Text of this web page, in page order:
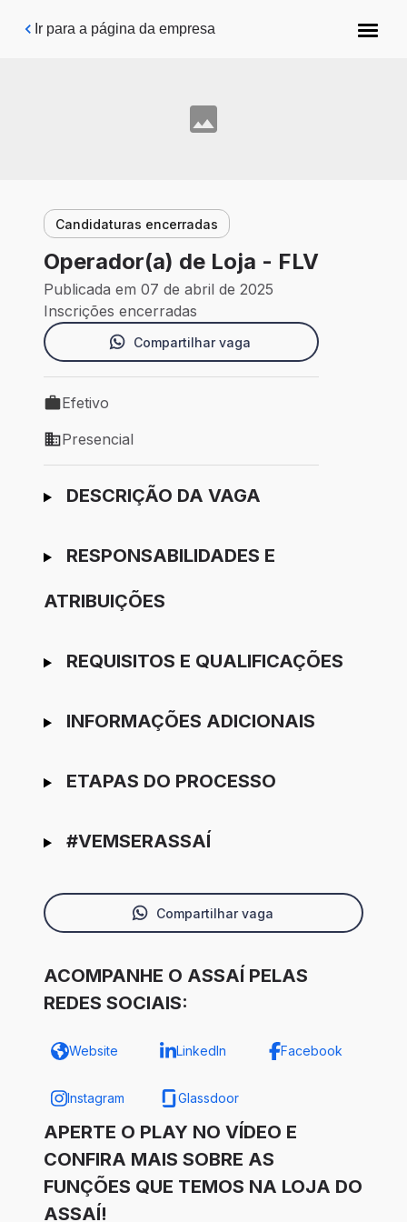
Pular para o conteúdo principal
Ir para a página da empresa
Candidaturas encerradas
Operador(a) de Loja - FLV
Publicada em 07 de abril de 2025
Inscrições encerradas
Compartilhar vaga
Tipo de vaga: Efetivo
Efetivo
Modelo de trabalho: Presencial
Presencial
Ir para candidatura
DESCRIÇÃO DA VAGA
RESPONSABILIDADES E
ATRIBUIÇÕES
REQUISITOS E QUALIFICAÇÕES
INFORMAÇÕES ADICIONAIS
ETAPAS DO PROCESSO
#VEMSERASSAÍ
Compartilhar vaga
ACOMPANHE O ASSAÍ PELAS
REDES SOCIAIS:
Website LinkedIn Facebook
Instagram Glassdoor
APERTE O PLAY NO VÍDEO E
CONFIRA MAIS SOBRE AS
FUNÇÕES QUE TEMOS NA LOJA DO
ASSAÍ!